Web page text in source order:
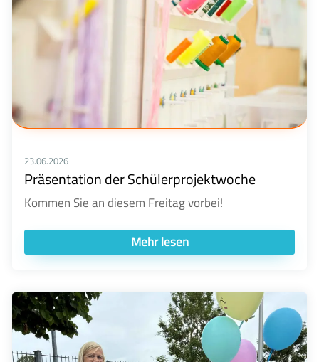
23.06.2026
Präsentation der Schülerprojektwoche
Kommen Sie an diesem Freitag vorbei!
Mehr lesen